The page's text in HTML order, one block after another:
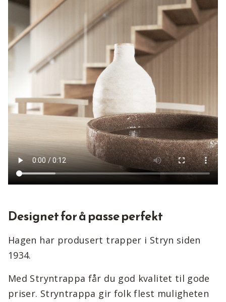
Designet for å passe perfekt
Hagen har produsert trapper i Stryn siden
1934.
Med Stryntrappa får du god kvalitet til gode
priser. Stryntrappa gir folk flest muligheten